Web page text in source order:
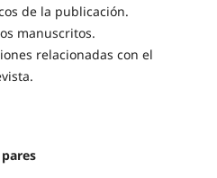
de la publicación.
manuscritos.
relacionadas con el